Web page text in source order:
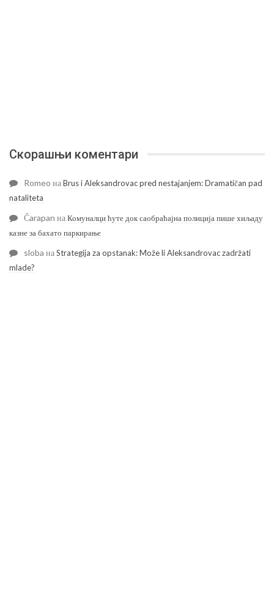
Скорашњи коментари
Romeo наBrus i Aleksandrovac pred nestajanjem: Dramatičan pad
nataliteta
Čarapan наКомуналци ћуте док саобраћајна полиција пише хиљаду
казне за бахато паркирање
sloba наStrategija za opstanak: Može li Aleksandrovac zadržati
mlade?